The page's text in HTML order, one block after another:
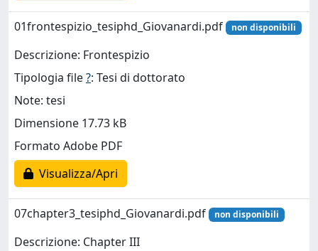
01frontespizio_tesiphd_Giovanardi.pdf non disponibili
Descrizione: Frontespizio
Tipologia file?: Tesi di dottorato
Note: tesi
Dimensione 17.73 kB
Formato Adobe PDF
Visualizza/Apri
07chapter3_tesiphd_Giovanardi.pdf non disponibili
Descrizione: Chapter III